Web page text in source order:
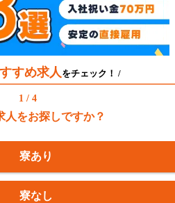
すめ求人をチェック！ /
1 / 4
人をお探しですか？
寮あり
寮なし